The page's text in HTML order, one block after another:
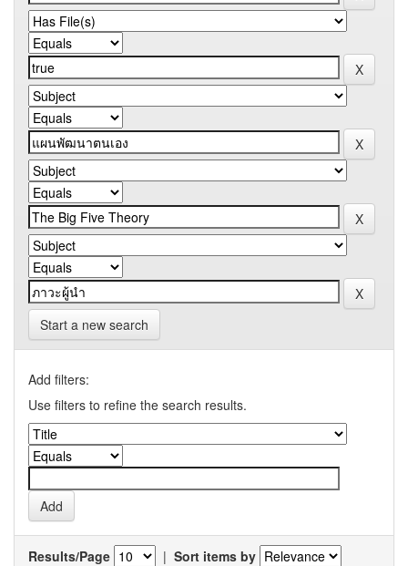
Start a new search
Add filters:
Use filters to refine the search results.
Results/Page | Sort items by